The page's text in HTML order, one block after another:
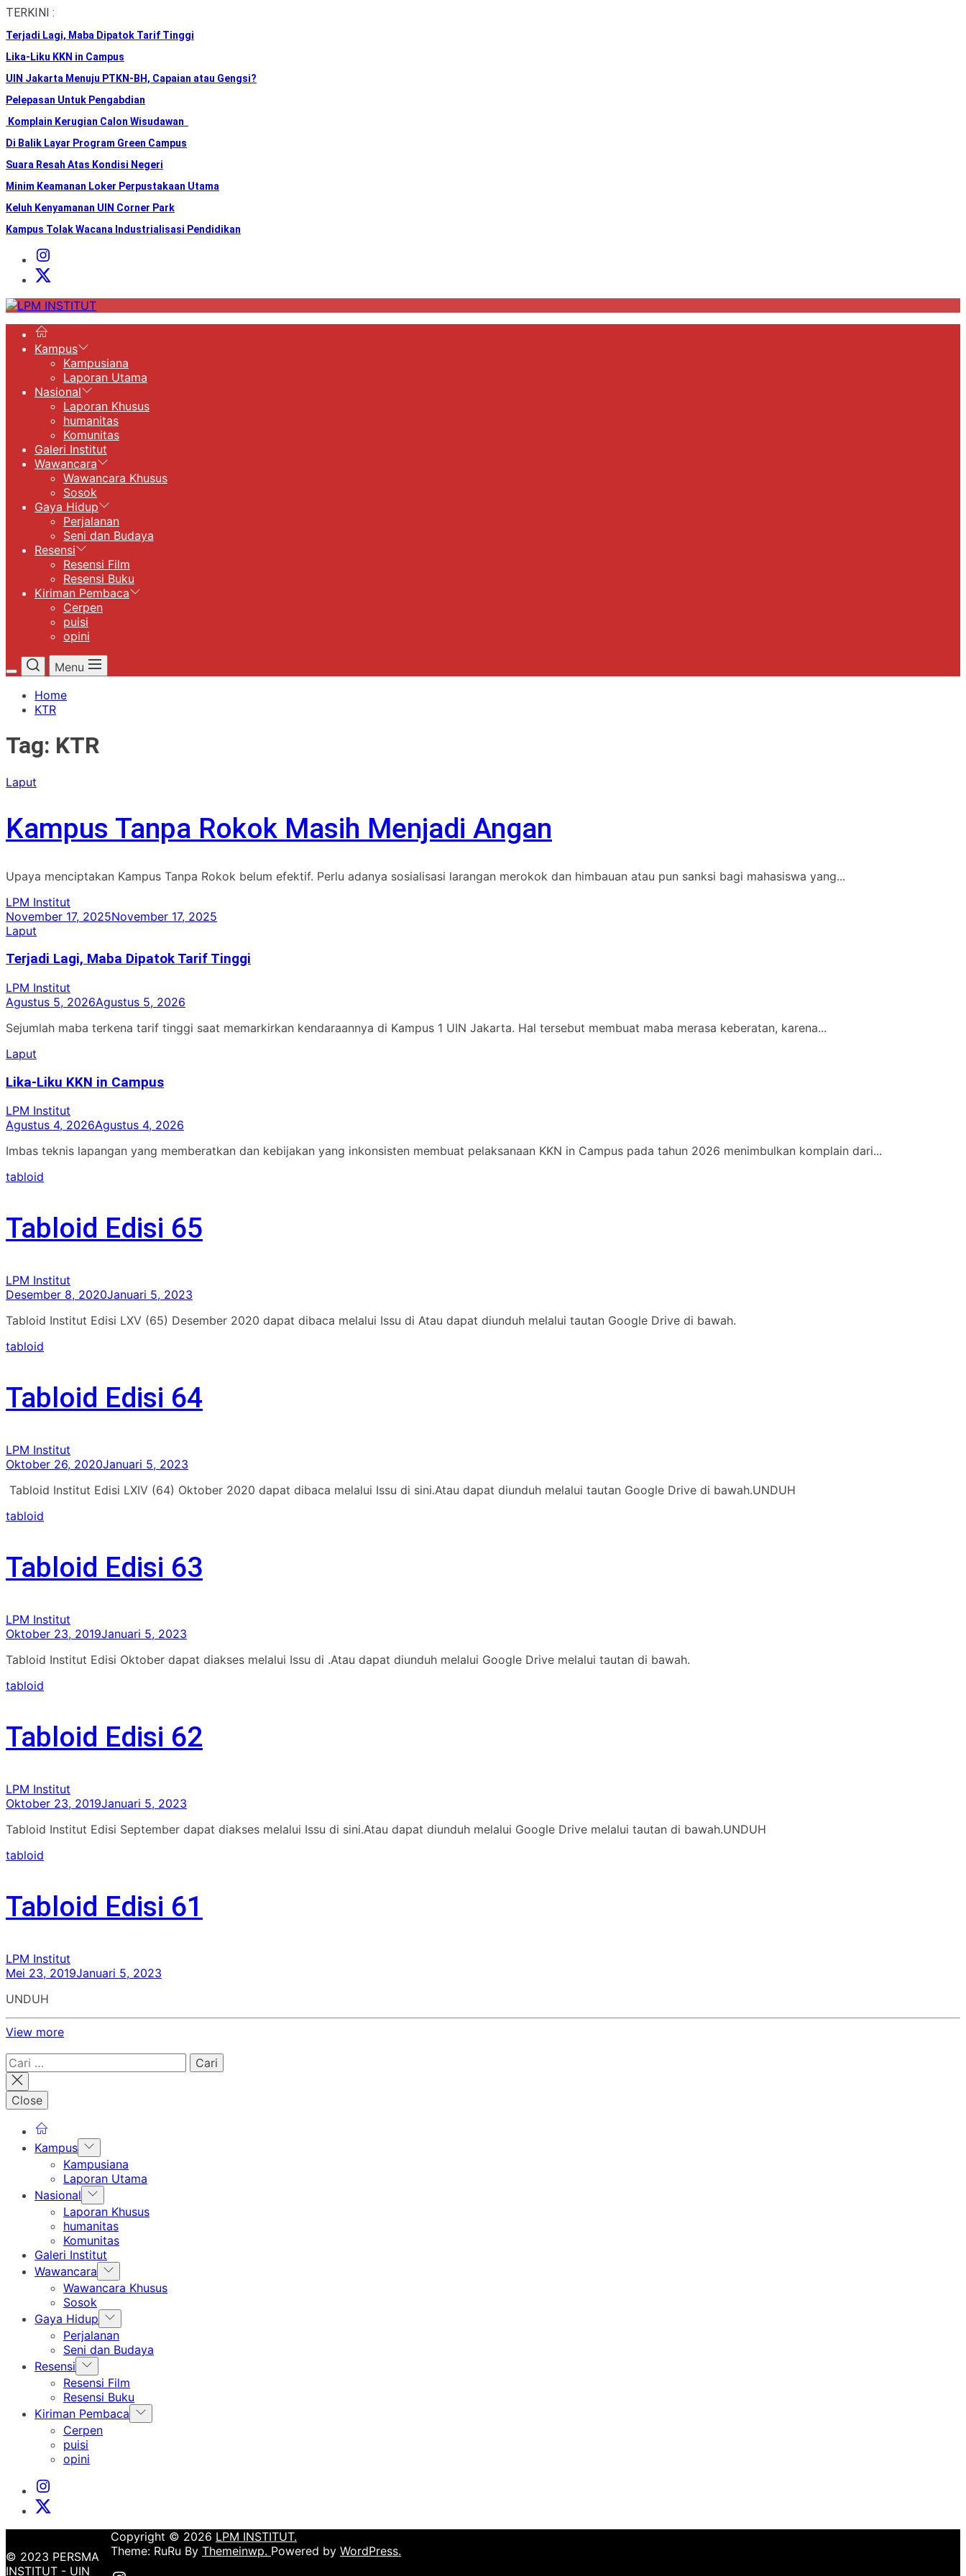
Skip
the
content
TERKINI :
Terjadi Lagi, Maba Dipatok Tarif Tinggi
Lika-Liku KKN in Campus
UIN Jakarta Menuju PTKN-BH, Capaian atau Gengsi?
Pelepasan Untuk Pengabdian
Komplain Kerugian Calon Wisudawan
Di Balik Layar Program Green Campus
Suara Resah Atas Kondisi Negeri
Minim Keamanan Loker Perpustakaan Utama
Keluh Kenyamanan UIN Corner Park
Kampus Tolak Wacana Industrialisasi Pendidikan
Instagram
Institut
X
LPM
Kampus
Kampusiana
Laporan Utama
Nasional
Laporan Khusus
humanitas
Komunitas
Galeri Institut
Wawancara
Wawancara Khusus
Sosok
Gaya Hidup
Perjalanan
Seni dan Budaya
Resensi
Resensi Film
Resensi Buku
Kiriman Pembaca
Cerpen
puisi
opini
Menu
Home
KTR
Tag: KTR
Laput
Kampus Tanpa Rokok Masih Menjadi Angan
Upaya menciptakan Kampus Tanpa Rokok belum efektif. Perlu adanya sosialisasi larangan merokok dan himbauan atau pun sanksi bagi mahasiswa yang...
LPM Institut
November 17, 2025November 17, 2025
Laput
Terjadi Lagi, Maba Dipatok Tarif Tinggi
LPM Institut
Agustus 5, 2026Agustus 5, 2026
Sejumlah maba terkena tarif tinggi saat memarkirkan kendaraannya di Kampus 1 UIN Jakarta. Hal tersebut membuat maba merasa keberatan, karena...
Laput
Lika-Liku KKN in Campus
LPM Institut
Agustus 4, 2026Agustus 4, 2026
Imbas teknis lapangan yang memberatkan dan kebijakan yang inkonsisten membuat pelaksanaan KKN in Campus pada tahun 2026 menimbulkan komplain dari...
tabloid
Tabloid Edisi 65
LPM Institut
Desember 8, 2020Januari 5, 2023
Tabloid Institut Edisi LXV (65) Desember 2020 dapat dibaca melalui Issu di Atau dapat diunduh melalui tautan Google Drive di bawah.
tabloid
Tabloid Edisi 64
LPM Institut
Oktober 26, 2020Januari 5, 2023
Tabloid Institut Edisi LXIV (64) Oktober 2020 dapat dibaca melalui Issu di sini.Atau dapat diunduh melalui tautan Google Drive di bawah.UNDUH
tabloid
Tabloid Edisi 63
LPM Institut
Oktober 23, 2019Januari 5, 2023
Tabloid Institut Edisi Oktober dapat diakses melalui Issu di .Atau dapat diunduh melalui Google Drive melalui tautan di bawah.
tabloid
Tabloid Edisi 62
LPM Institut
Oktober 23, 2019Januari 5, 2023
Tabloid Institut Edisi September dapat diakses melalui Issu di sini.Atau dapat diunduh melalui Google Drive melalui tautan di bawah.UNDUH
tabloid
Tabloid Edisi 61
LPM Institut
Mei 23, 2019Januari 5, 2023
UNDUH
View more
Cari
untuk:
Close
Kampus Show
sub
menu
Kampusiana
Laporan Utama
Nasional Show
sub
menu
Laporan Khusus
humanitas
Komunitas
Galeri Institut
Wawancara Show
sub
Wawancara Khusus
Sosok
Gaya Hidup Show
sub
menu
Perjalanan
Seni dan Budaya
Resensi Show
sub
menu
Resensi Film
Resensi Buku
Kiriman Pembaca Show
sub
Cerpen
puisi
opini
Instagram
Institut
X
© 2023 PERSMA
INSTITUT - UIN
Copyright © 2026 LPM INSTITUT.
Theme: RuRu By Themeinwp. Powered by WordPress.